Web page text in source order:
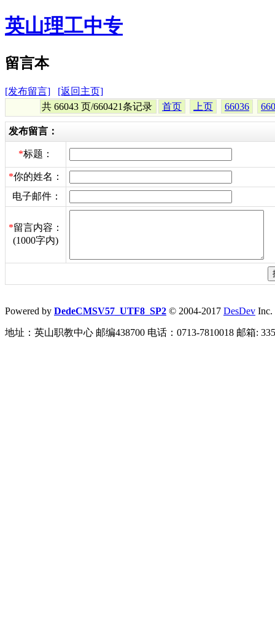
英山理工中专
留言本
[发布留言]
[返回主页]
共 66043 页/660421条记录
首页 上页 66036
发布留言：
*标题：
*你的姓名：
电子邮件：
*留言内容：
(1000字内)
Powered by DedeCMSV57_UTF8_SP2 © 2004-2017 DesDev Inc.
地址：英山职教中心 邮编438700 电话：0713-7810018 邮箱: